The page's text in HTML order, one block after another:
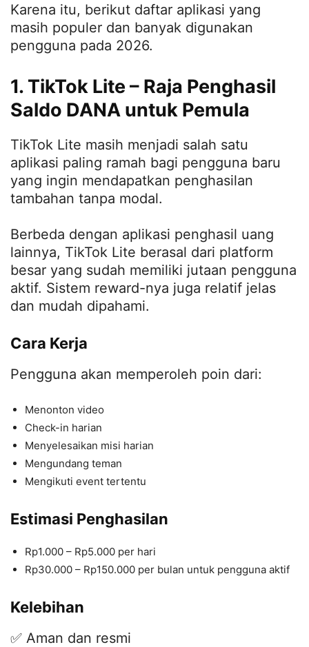
Karena itu, berikut daftar aplikasi yang
masih populer dan banyak digunakan
pengguna pada 2026.
1. TikTok Lite – Raja Penghasil
Saldo DANA untuk Pemula
TikTok Lite masih menjadi salah satu
aplikasi paling ramah bagi pengguna baru
yang ingin mendapatkan penghasilan
tambahan tanpa modal.
Berbeda dengan aplikasi penghasil uang
lainnya, TikTok Lite berasal dari platform
besar yang sudah memiliki jutaan pengguna
aktif. Sistem reward-nya juga relatif jelas
dan mudah dipahami.
Cara Kerja
Pengguna akan memperoleh poin dari:
Menonton video
Check-in harian
Menyelesaikan misi harian
Mengundang teman
Mengikuti event tertentu
Estimasi Penghasilan
Rp1.000 – Rp5.000 per hari
Rp30.000 – Rp150.000 per bulan untuk pengguna aktif
Kelebihan
✅ Aman dan resmi